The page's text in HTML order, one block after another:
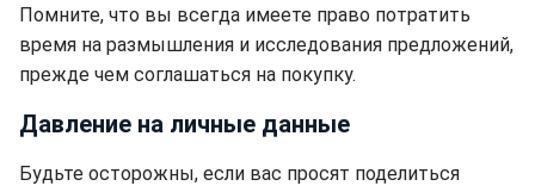
Помните, что вы всегда имеете право потратить
время на размышления и исследования предложений,
прежде чем соглашаться на покупку.
Давление на личные данные
Будьте осторожны, если вас просят поделиться